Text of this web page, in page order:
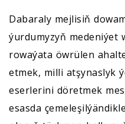
Dabaraly mejlisiň
ýurdumyzyň medeniýet
rowaýata öwrülen
etmek, milli atşynaslyk
eserlerini döretmek
esasda